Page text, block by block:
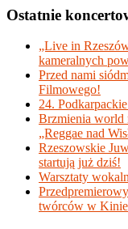
Ostatnie
„Live in
kameralnych
Przed nami
Filmowego!
24.
Brzmienia world
„Reggae nad
Rzeszowskie
startują już dziś!
Warsztaty
twórców w